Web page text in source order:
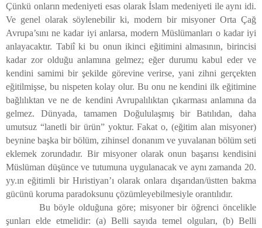
Çünkü onların medeniyeti esas olarak İslam medeniyeti ile aynı idi.
Ve genel olarak söylenebilir ki, modern bir misyoner Orta Çağ
Avrupa’sını ne kadar iyi anlarsa, modern Müslümanları o kadar iyi
anlayacaktır. Tabiî ki bu onun ikinci eğitimini almasının, birincisi
kadar zor olduğu anlamına gelmez; eğer durumu kabul eder ve
kendini samimi bir şekilde görevine verirse, yani zihni gerçekten
eğitilmişse, bu nispeten kolay olur. Bu onu ne kendini ilk eğitimine
bağlılıktan ve ne de kendini Avrupalılıktan çıkarması anlamına da
gelmez. Dünyada, tamamen Doğululaşmış bir Batılıdan, daha
umutsuz “lanetli bir ürün” yoktur. Fakat o, (eğitim alan misyoner)
beynine başka bir bölüm, zihinsel donanım ve yuvalanan bölüm seti
eklemek zorundadır. Bir misyoner olarak onun başarısı kendisini
Müslüman düşünce ve tutumuna uygulanacak ve aynı zamanda 20.
yy.ın eğitimli bir Hıristiyan’ı olarak onlara dışarıdan/üstten bakma
gücünü koruma paradoksunu çözümleyebilmesiyle orantılıdır.
Bu böyle olduğuna göre; misyoner bir öğrenci öncelikle
şunları elde etmelidir: (a) Belli sayıda temel olguları, (b) Belli